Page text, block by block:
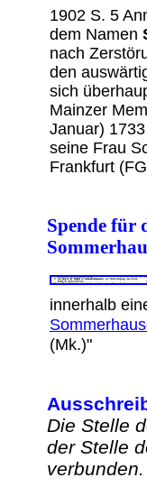
1902 S. 5
dem Namen
nach
den
sich
Mainzer
Januar)
seine Frau
Frankfurt
Spende für
innerhalb
(Mk.)"
Die Stelle
der Stelle
verbunden.